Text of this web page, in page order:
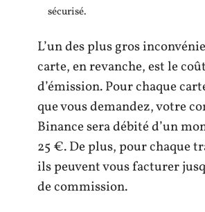
sécurisé.
L’un des plus gros
carte, en revanche, est le coût
d’émission. Pour chaque
que vous demandez, votre
Binance sera débité d’un
25 €. De plus, pour chaque
ils peuvent vous facturer
de commission.